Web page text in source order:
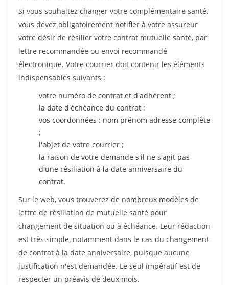
Si vous souhaitez changer votre complémentaire santé,
vous devez obligatoirement notifier à votre assureur
votre désir de résilier votre contrat mutuelle santé, par
lettre recommandée ou envoi recommandé
électronique. Votre courrier doit contenir les éléments
indispensables suivants :
votre numéro de contrat et d'adhérent ;
la date d'échéance du contrat ;
vos coordonnées : nom prénom adresse complète
;
l'objet de votre courrier ;
la raison de votre demande s'il ne s'agit pas
d'une résiliation à la date anniversaire du
contrat.
Sur le web, vous trouverez de nombreux modèles de
lettre de résiliation de mutuelle santé pour
changement de situation ou à échéance. Leur rédaction
est très simple, notamment dans le cas du changement
de contrat à la date anniversaire, puisque aucune
justification n'est demandée. Le seul impératif est de
respecter un préavis de deux mois.